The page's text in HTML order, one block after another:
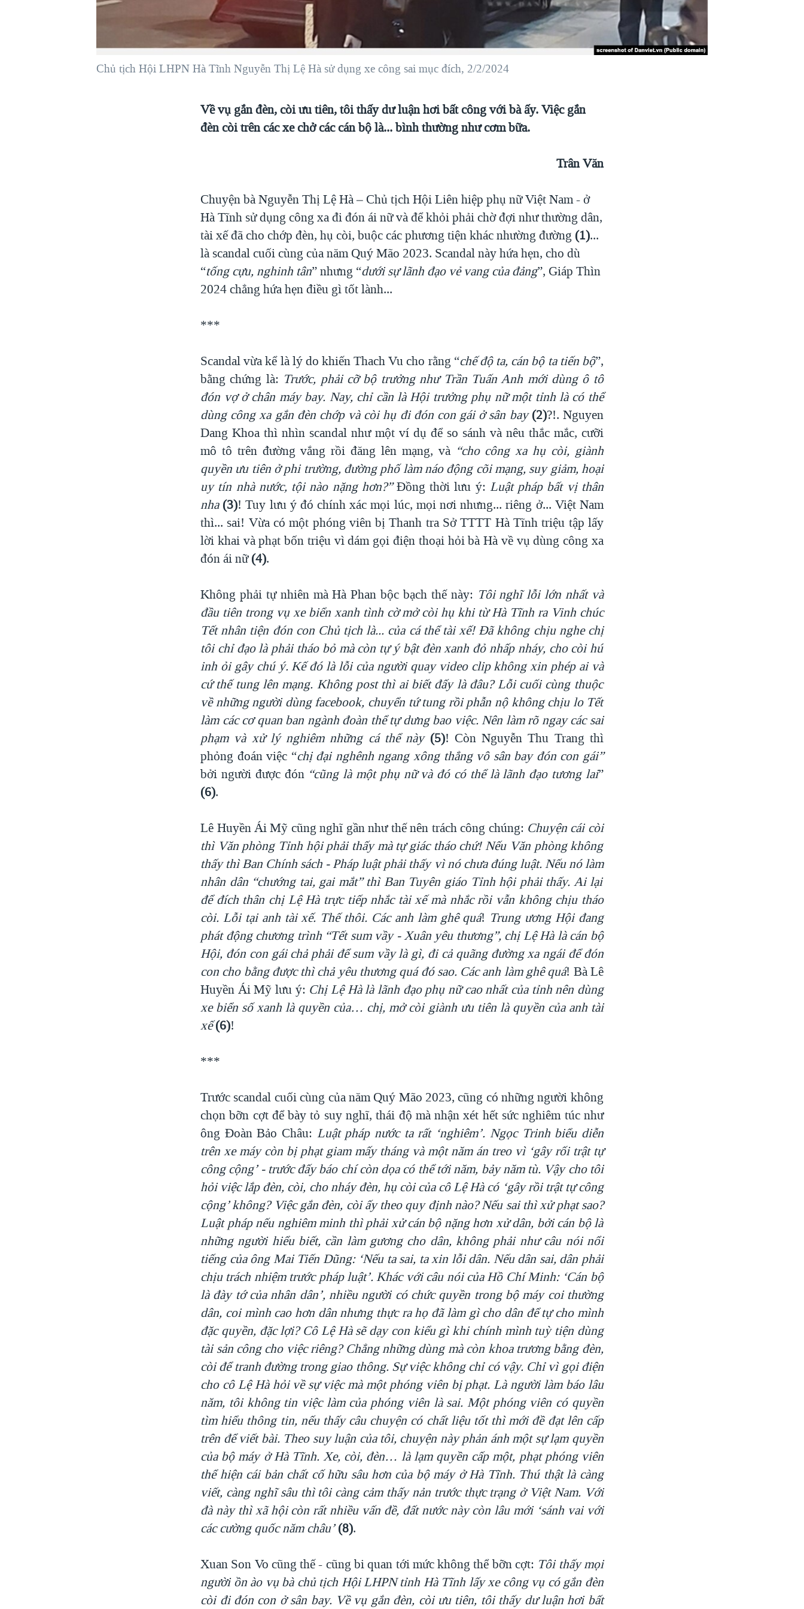
BÊN KIA QUỐC LỘ: TIẾNG VỌNGChủ tịch Hội LHPN Hà Tĩnh Nguyễn Thị Lệ Hà sử dụng xe công sai mục đích, 2/2/2024
Về vụ gắn đèn, còi ưu tiên, tôi thấy dư luận hơi bất công với bà ấy. Việc gắn
đèn còi trên các xe chở các cán bộ là... bình thường như cơm bữa.
Trân Văn
Chuyện bà Nguyễn Thị Lệ Hà – Chủ tịch Hội Liên hiệp phụ nữ Việt Nam - ở
Hà Tĩnh sử dụng công xa đi đón ái nữ và để khỏi phải chờ đợi như thường dân,
tài xế đã cho chớp đèn, hụ còi, buộc các phương tiện khác nhường đường (1)...
là scandal cuối cùng của năm Quý Mão 2023. Scandal này hứa hẹn, cho dù
“tống cựu, nghinh tân” nhưng “dưới sự lãnh đạo vẻ vang của đảng”, Giáp Thìn
2024 chẳng hứa hẹn điều gì tốt lành...
***
Scandal vừa kể là lý do khiến Thach Vu cho rằng “chế độ ta, cán bộ ta tiến bộ”,
bằng chứng là: Trước, phải cỡbộ trưởng nhưTrần Tuấn Anh mới dùng ô tô
đón vợ ở chân máy bay. Nay, chỉ cần là Hộitrưởng phụ nữmột tỉnh làcó thể
dùng côngxa gắn đèn chớp và còi hụ đi đón con gái ở sân bay (2)?!. Nguyen
Dang Khoa thì nhìn scandal như một ví dụ để so sánh và nêu thắc mắc, cưỡi
mô tô trên đường vắng rồi đăng lên mạng, và“chocông xa hụ còi, giành
quyền ưu tiên ở phi trường, đường phố làm náo động cõi mạng, suygiảm, hoại
uy tín nhà nước, tội nào nặng hơn?” Đồng thời lưu ý: Luật pháp bất vị thân
nha (3)! Tuy lưu ý đó chính xác mọi lúc, mọi nơi nhưng... riêng ở... Việt Nam
thì... sai! Vừa có một phóng viên bị Thanh tra Sở TTTT Hà Tĩnh triệu tập lấy
lời khai và phạt bốn triệu vì dám gọi điện thoại hỏi bà Hà về vụ dùng công xa
đón ái nữ(4).
Không phải tự nhiên mà Hà Phan bộc bạch thế này: Tôi nghĩ lỗi lớn nhất và
đầu tiên trongvụ xe biển xanhtình cờ mởcòi hụ khitừ Hà Tĩnh ra Vinh chúc
Tết nhân tiện đón con Chủ tịch là... của cá thể tài xế!Đã khôngchịu nghe chị
tôi chỉ đạo làphải tháo bỏ mà còn tự ý bật đèn xanh đỏ nhấp nháy, chocòi hú
inh ỏi gây chú ý. Kếđó là lỗi củangười quay videoclip khôngxin phép ai và
cứ thế tung lên mạng. Khôngpost thì ai biết đấy là đâu?Lỗi cuối cùng thuộc
về những người dùngfacebook, chuyển tứ tung rồi phẫn nộ không chịu lo Tết
làm các cơ quan ban ngành đoàn thể tự dưng bao việc. Nên làm rõ ngaycác sai
phạm vàxử lý nghiêm những cá thể này (5)! Còn Nguyễn Thu Trang thì
phỏng đoán việc “chị đại nghênh ngang xông thẳng vô sân bay đón con gái”
bởi người được đón “cũng là một phụ nữ vàđó có thể là lãnh đạo tương lai”
(6).
Lê Huyền Ái Mỹ cũng nghĩ gần như thế nên trách công chúng: Chuyện cái còi
thì Văn phòng Tỉnh hội phải thấy mà tự giác tháo chứ! NếuVăn phòng không
thấy thì Ban Chính sách - Pháp luật phải thấy vì nó chưa đúng luật. Nếu nó làm
nhân dân “chướng tai, gai mắt” thì Ban Tuyên giáo Tỉnh hội phải thấy. Ai lại
để đích thân chị Lệ Hà trực tiếp nhắc tài xếmà nhắc rồi vẫn không chịu tháo
còi. Lỗi tại anh tài xế. Thế thôi. Các anh làm ghê quá! Trung ương Hội đang
phát động chương trình “Tết sum vầy - Xuân yêu thương”, chị Lệ Hà là cán bộ
Hội, đón con gái chả phải để sum vầy là gì, đi cả quãng đường xa ngái để đón
con cho bằng được thì chả yêu thương quá đó sao. Các anh làm ghê quá! Bà Lê
Huyền Ái Mỹ lưu ý: Chị Lệ Hà là lãnh đạo phụ nữ cao nhất của tỉnhnên dùng
xe biển số xanh là quyền của… chị, mở còigiành ưu tiên là quyền của anh tài
xế (6)!
***
Trước scandal cuối cùng của năm Quý Mão 2023, cũng có những người không
chọn bỡn cợt để bày tỏ suy nghĩ, thái độ mà nhận xét hết sức nghiêm túc như
ông Đoàn Bảo Châu: Luật pháp nước ta rất ‘nghiêm’. Ngọc Trinh biểu diễn
trên xe máy còn bị phạt giam mấy thángvà một năm án treo vì ‘gây rối trật tự
công cộng’ - trước đấy báo chí còn dọa cóthể tới năm, bảy năm tù. Vậy cho tôi
hỏi việc lắp đèn, còi, cho nháy đèn, hụ còi của cô Lệ Hà có ‘gây rồi trật tự công
cộng’ không? Việc gắn đèn, còi ấy theo quy định nào? Nếu sai thì xử phạt sao?
Luật pháp nếu nghiêm minh thì phải xử cán bộ nặng hơn xử dân, bởi cán bộ là
những người hiểu biết, cần làm gương cho dân, không phải như câu nói nổi
tiếng của ông Mai Tiến Dũng: ‘Nếu ta sai, ta xin lỗi dân. Nếu dân sai, dân phải
chịu trách nhiệm trước pháp luật’. Khác với câu nói của Hồ Chí Minh: ‘Cán bộ
là đày tớ của nhân dân’, nhiều người có chức quyền trong bộ máy coi thường
dân, coi mình cao hơn dân nhưng thực ra họ đã làm gì cho dân để tự cho mình
đặc quyền, đặc lợi?Cô Lệ Hà sẽ dạy con kiểu gì khi chính mình tuỳ tiện dùng
tài sản công cho việc riêng? Chẳng những dùng mà còn khoa trươngbằng đèn,
còi để tranh đường trong giao thông. Sự việc không chỉ có vậy. Chỉ vì gọi điện
cho cô Lệ Hà hỏi về sự việc mà một phóng viên bị phạt. Là người làm báo lâu
năm, tôi không tin việc làm của phóng viên là sai. Một phóng viên có quyền
tìm hiểu thông tin, nếu thấy câu chuyện có chất liệu tốt thì mới đề đạt lên cấp
trên để viết bài. Theo suy luận của tôi, chuyện này phản ánh một sự lạm quyền
của bộ máy ở Hà Tĩnh. Xe, còi, đèn… là lạm quyền cấp một, phạt phóng viên
thể hiện cái bản chất cố hữu sâu hơn của bộ máy ở Hà Tĩnh. Thú thật là càng
viết, càng nghĩ sâu thì tôi càng cảm thấy nản trước thực trạng ở Việt Nam. Với
đà này thì xã hội còn rất nhiều vấn đề, đất nước này còn lâu mới ‘sánh vai với
các cường quốc năm châu’ (8).
Xuan Son Vo cũng thế - cũng bi quan tới mức không thể bỡn cợt: Tôi thấy mọi
người ồn ào vụ bà chủ tịch Hội LHPN tỉnh Hà Tĩnh lấy xe công vụ có gắn đèn
còi đi đón con ở sân bay. Về vụ gắn đèn, còi ưu tiên, tôi thấy dư luận hơi bất